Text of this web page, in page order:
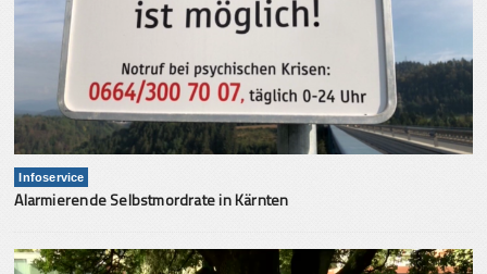
Infoservice
Alarmierende Selbstmordrate in Kärnten